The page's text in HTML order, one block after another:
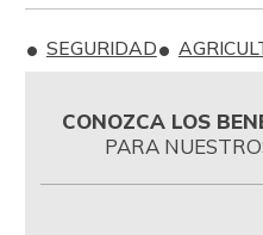
SEGURIDAD
CONOZCA LOS
PARA